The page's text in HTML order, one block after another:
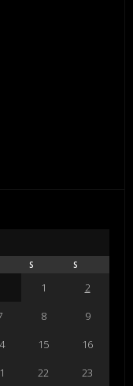
S S
1
2
8
9
15
16
22
23